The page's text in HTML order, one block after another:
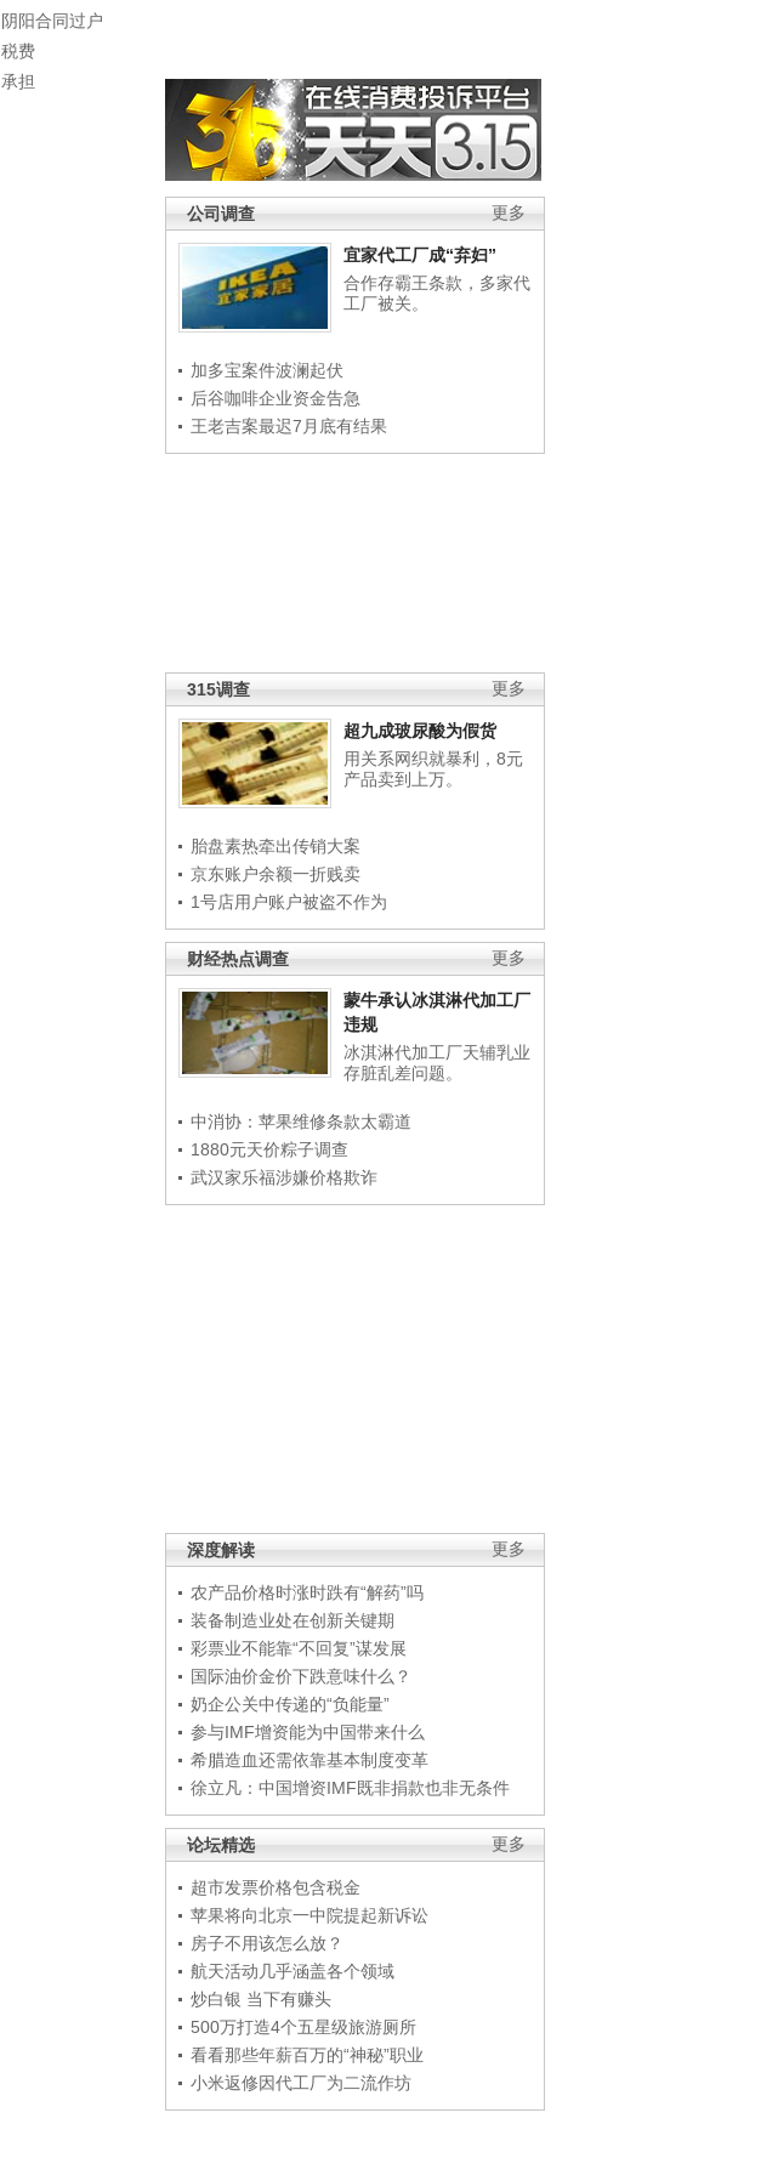
更多
公司调查
宜家代工厂成“弃妇”
合作存霸王条款，多家代
工厂被关。
加多宝案件波澜起伏
后谷咖啡企业资金告急
王老吉案最迟7月底有结果
更多
315调查
超九成玻尿酸为假货
用关系网织就暴利，8元
产品卖到上万。
胎盘素热牵出传销大案
京东账户余额一折贱卖
1号店用户账户被盗不作为
更多
财经热点调查
蒙牛承认冰淇淋代加工厂
违规
冰淇淋代加工厂天辅乳业
存脏乱差问题。
中消协：苹果维修条款太霸道
1880元天价粽子调查
武汉家乐福涉嫌价格欺诈
更多
深度解读
农产品价格时涨时跌有“解药”吗
装备制造业处在创新关键期
彩票业不能靠“不回复”谋发展
国际油价金价下跌意味什么？
奶企公关中传递的“负能量”
参与IMF增资能为中国带来什么
希腊造血还需依靠基本制度变革
徐立凡：中国增资IMF既非捐款也非无条件
更多
论坛精选
超市发票价格包含税金
苹果将向北京一中院提起新诉讼
房子不用该怎么放？
航天活动几乎涵盖各个领域
炒白银 当下有赚头
500万打造4个五星级旅游厕所
看看那些年薪百万的“神秘”职业
小米返修因代工厂为二流作坊
阴阳合同过户
税费
承担